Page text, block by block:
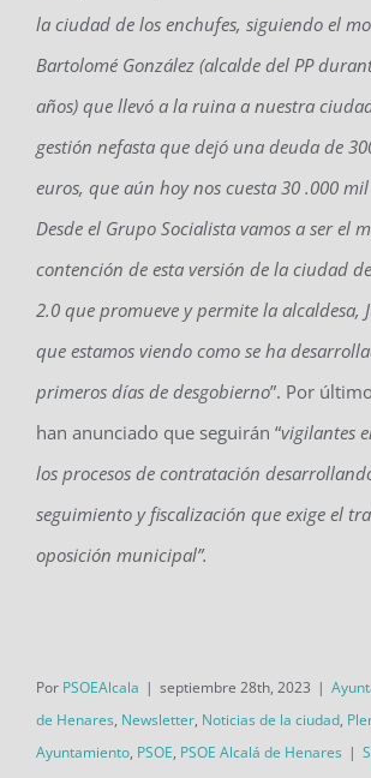
la ciudad de los enchufes, siguiendo el
Bartolomé González (alcalde del PP
años) que llevó a la ruina a nuestra
gestión nefasta que dejó una deuda de
euros, que aún hoy nos cuesta 30 .000
Desde el Grupo Socialista vamos a ser el
contención de esta versión de la ciudad
2.0 que promueve y permite la alcaldesa,
que estamos viendo como se ha
primeros días de desgobierno”. Por
han anunciado que seguirán “vigilantes
los procesos de contratación
seguimiento y fiscalización que exige el
oposición municipal”.
Por PSOEAlcala | septiembre 28th, 2023 |
de Henares, Newsletter, Noticias de la ciudad,
Ayuntamiento, PSOE, PSOE Alcalá de Henares |